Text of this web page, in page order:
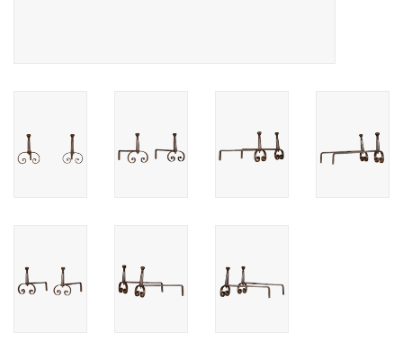
Login